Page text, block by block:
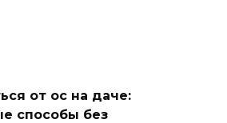
от ос на даче:
способы без